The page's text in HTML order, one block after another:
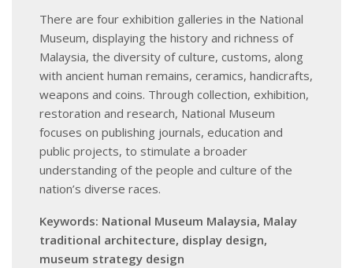
There are four exhibition galleries in the National
Museum, displaying the history and richness of
Malaysia, the diversity of culture, customs, along
with ancient human remains, ceramics, handicrafts,
weapons and coins. Through collection, exhibition,
restoration and research, National Museum
focuses on publishing journals, education and
public projects, to stimulate a broader
understanding of the people and culture of the
nation’s diverse races.
Keywords: National Museum Malaysia, Malay
traditional architecture, display design,
museum strategy design